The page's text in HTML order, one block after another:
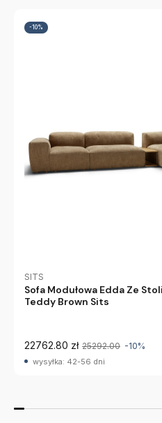
-10%
SITS
Sofa Modułowa Edda Ze
Teddy Brown Sits
22762.80 zł 25292.00 -10%
wysyłka: 42-56 dni